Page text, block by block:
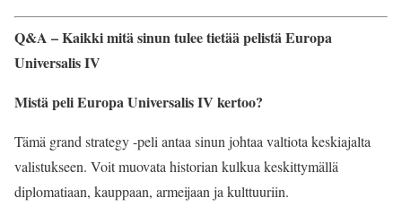
Q&A – Kaikki mitä sinun tulee tietää pelistä Europa
Universalis IV
Mistä peli Europa Universalis IV kertoo?
Tämä grand strategy -peli antaa sinun johtaa valtiota keskiajalta
valistukseen. Voit muovata historian kulkua keskittymällä
diplomatiaan, kauppaan, armeijaan ja kulttuuriin.